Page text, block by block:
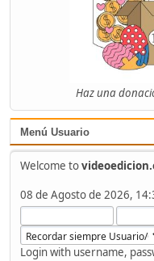
Haz una
Menú Usuario
Welcome to
08 de Agosto de 2026,
Login with username,